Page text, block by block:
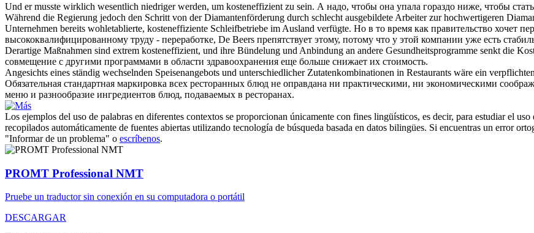
Und er musste wirklich wesentlich niedriger werden, um kosteneffizient zu sein. А надо, чтобы она упала гораздо ниже, чтобы стать
Während die Regierung jedoch den Schritt von der Diamantenförderung durch schlecht ausgebildete Arbeiter zur hochwertigeren
Unternehmen bereits wohletablierte, kosteneffiziente Schleifbetriebe im Ausland verfügte. Но в то время как правительство хочет
высококвалифицированному труду - переработке, De Beers препятствует этому, потому что у этой компании уже есть
Derartige Maßnahmen sind extrem kosteneffizient, und ihre Bündelung und Anbindung an andere Gesundheitsprogramme senkt die
совмещение с другими программами в области здравоохранения еще больше снижает их стоимость.
Angesichts eines ständig wechselnden Speisenangebots und unterschiedlicher Zutatenkombinationen in Restaurants wäre ein
Обязательная стандартная маркировка всех ресторанных блюд не оправдана ни практическими, ни экономическими
меню и разнообразие ингредиентов блюд, подаваемых в ресторанах.
Los ejemplos del uso de palabras en diferentes contextos se proporcionan únicamente con fines lingüísticos, es decir, para estudiar el
recopilados automáticamente de fuentes abiertas utilizando tecnología de búsqueda basada en datos bilingües. Si encuentras un error
"Informar de un problema" o escríbenos.
PROMT Professional NMT
Pruebe un traductor sin conexión en su computadora o portátil
DESCARGAR